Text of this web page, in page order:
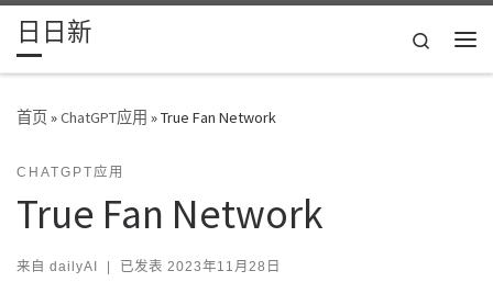
Skip to content
日日新
Search
首页»ChatGPT应用 »True Fan Network
CHATGPT应用
True Fan Network
来自 dailyAI | 已发表 2023年11月28日